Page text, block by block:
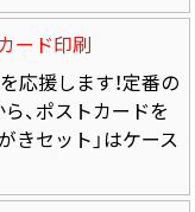
ード印刷
応援します！定番の
、ポストカードを
きセット」はケース